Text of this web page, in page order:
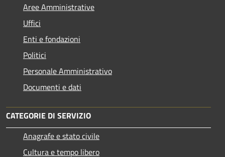
Aree Amministrative
Uffici
Enti e fondazioni
Politici
Personale Amministrativo
Documenti e dati
CATEGORIE DI SERVIZIO
Anagrafe e stato civile
Cultura e tempo libero